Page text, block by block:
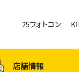
25フォトコン
店舗情報